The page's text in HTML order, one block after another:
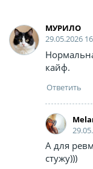
МУРИЛО
29.05.2026
кайф.
А для
стужу)))